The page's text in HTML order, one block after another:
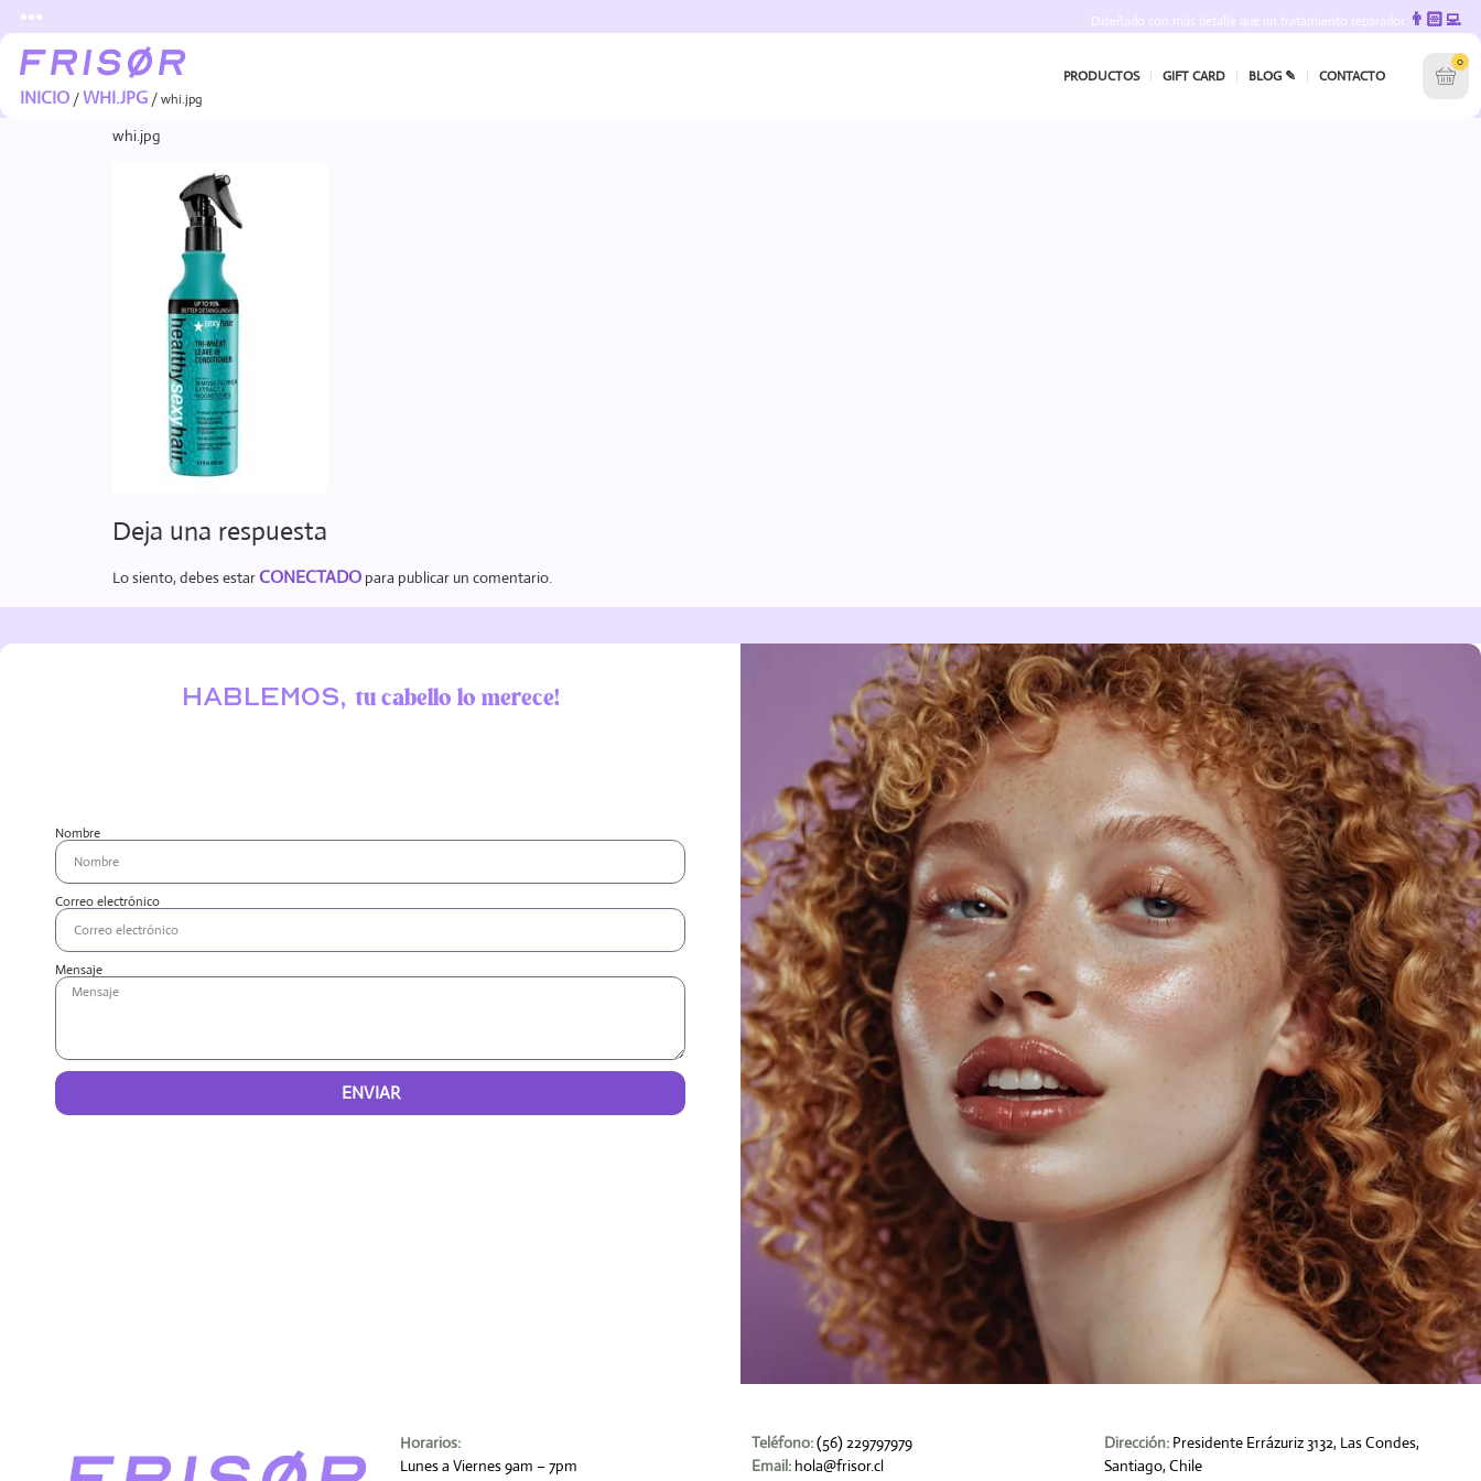
●●● Diseñado con más detalle que un tratamiento reparador 👨🏻‍💻
INICIO /WHI.JPG / whi.jpg
PRODUCTOS GIFT CARD BLOG ✎ CONTACTO
0
whi.jpg
Deja una respuesta
Lo siento, debes estarCONECTADO para publicar un comentario.
Hablemos,tu cabello lo merece!
Nombre
Correo electrónico
Mensaje
ENVIAR
Horarios:
Lunes a Viernes 9am – 7pm
Teléfono:(56) 229797979
Email: hola@frisor.cl
Dirección:Presidente Errázuriz 3132, Las Condes,
Santiago, Chile